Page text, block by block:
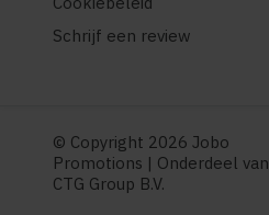
Schrijf een review
© Copyright 2026 Jobo
Promotions | Onderdeel van
CTG Group B.V.